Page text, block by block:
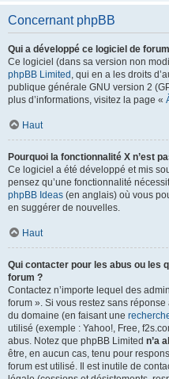
Concernant phpBB
Qui a développé ce logiciel de
Ce logiciel (dans sa version non
phpBB Limited , qui en a les droits
publique générale GNU version 2
plus d’informations, visitez la page «
Haut
Pourquoi la fonctionnalité X n’est
Ce logiciel a été développé et mis
pensez qu’une fonctionnalité
phpBB Ideas (en anglais) où vous
en suggérer de nouvelles.
Haut
Qui contacter pour les abus ou les
forum ?
Contactez n’importe lequel des
forum ». Si vous restez sans
du domaine (en faisant une
utilisé (exemple : Yahoo!, Free,
abus. Notez que phpBB Limited n’a
être, en aucun cas, tenu pour
forum est utilisé. Il est inutile de